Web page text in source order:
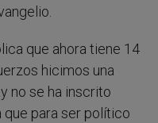
que ahora tiene 14
hicimos una
no se ha inscrito
que para ser político